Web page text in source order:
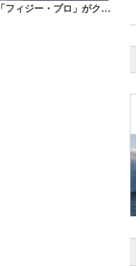
ASP-WCT第5戦「フィジー・プロ」がクラウドブレイクでスタートし、ラウンド1が終了。